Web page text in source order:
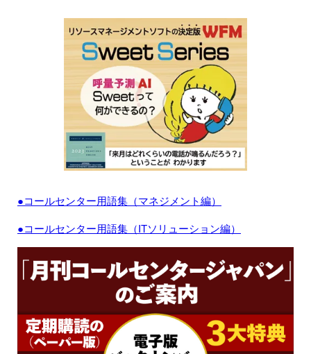
●コールセンター用語集（マネジメント編）
●コールセンター用語集（ITソリューション編）